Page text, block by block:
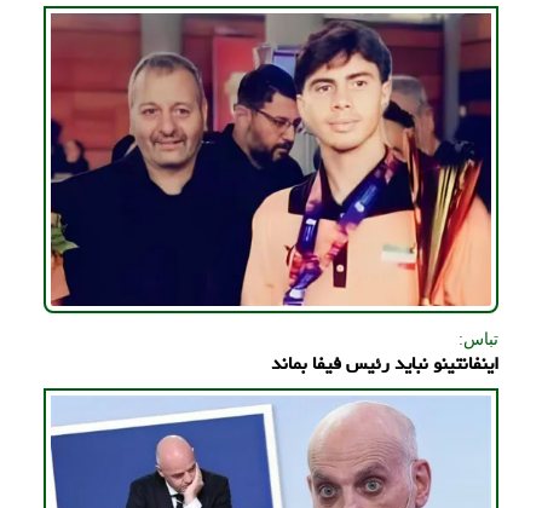
تباس:
اینفانتینو نباید رئیس فیفا بماند